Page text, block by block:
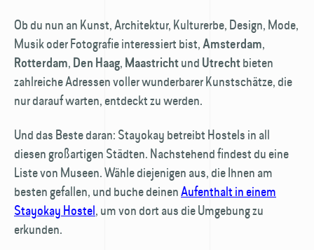
Ob du nun an Kunst, Architektur, Kulturerbe, Design, Mode,
Musik oder Fotografie interessiert bist, Amsterdam,
Rotterdam, Den Haag, Maastrichtund Utrechtbieten
zahlreiche Adressen voller wunderbarer Kunstschätze, die
nur darauf warten, entdeckt zu werden.
Und das Beste daran: Stayokay betreibt Hostels in all
diesen großartigen Städten. Nachstehend findest du eine
Liste von Museen. Wähle diejenigen aus, die Ihnen am
besten gefallen, und buche deinenAufenthalt in einem
Stayokay Hostel, um von dort aus die Umgebung zu
erkunden.